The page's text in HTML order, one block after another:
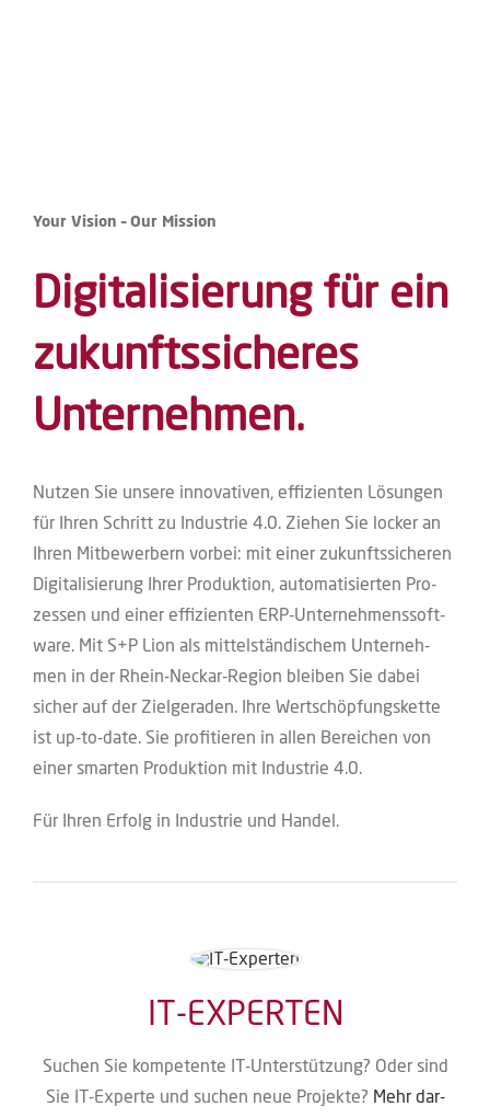
Your Vision – Our Mission
Digitalisierung für ein
zukunftssicheres
Unternehmen.
Nut­zen Sie unse­re inno­va­ti­ven, effi­zi­en­ten Lösun­gen
für Ihren Schritt zu Indus­trie 4.0. Zie­hen Sie locker an
Ihren Mit­be­wer­bern vor­bei: mit einer zukunfts­si­che­ren
Digi­ta­li­sie­rung Ihrer Pro­duk­ti­on, auto­ma­ti­sier­ten Pro­
zes­sen und einer effi­zi­en­ten ERP-Unter­neh­mens­soft­
ware. Mit S+P Lion als mit­tel­stän­di­schem Unter­neh­
men in der Rhein-Neckar-Regi­on blei­ben Sie dabei
sicher auf der Ziel­ge­ra­den. Ihre Wert­schöp­fungs­ket­te
ist up-to-date. Sie pro­fi­tie­ren in allen Berei­chen von
einer smar­ten Pro­duk­ti­on mit Indus­trie 4.0.
Für Ihren Erfolg in Indus­trie und Handel.
IT-EXPERTEN
Suchen Sie kom­pe­ten­te IT-Unter­stüt­zung? Oder sind
Sie IT-Exper­te und suchen neue Pro­jek­te? Mehr dar­